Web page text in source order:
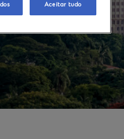
Aceitar tudo